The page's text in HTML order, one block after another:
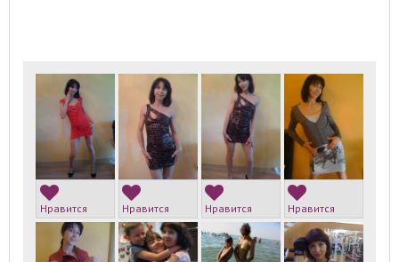
Нравится Нравится Нравится Нравится